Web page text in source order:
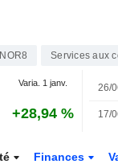
Services aux
Varia. 1 janv.
+28,94 %
26/
17/
Finances